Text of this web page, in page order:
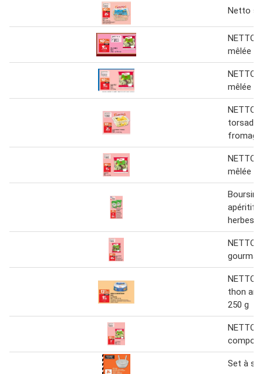
Netto
NETTO
mêlée
NETTO
mêlée
NETTO
NETTO
mêlée
Boursin
apéritif
herbes
NETTO
NETTO
thon
250 g
NETTO
Set à